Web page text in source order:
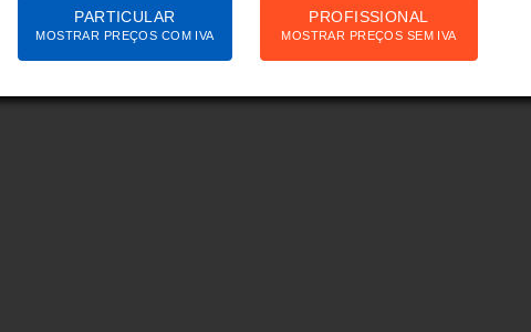
PARTICULAR
MOSTRAR PREÇOS COM IVA
PROFISSIONAL
MOSTRAR PREÇOS SEM IVA